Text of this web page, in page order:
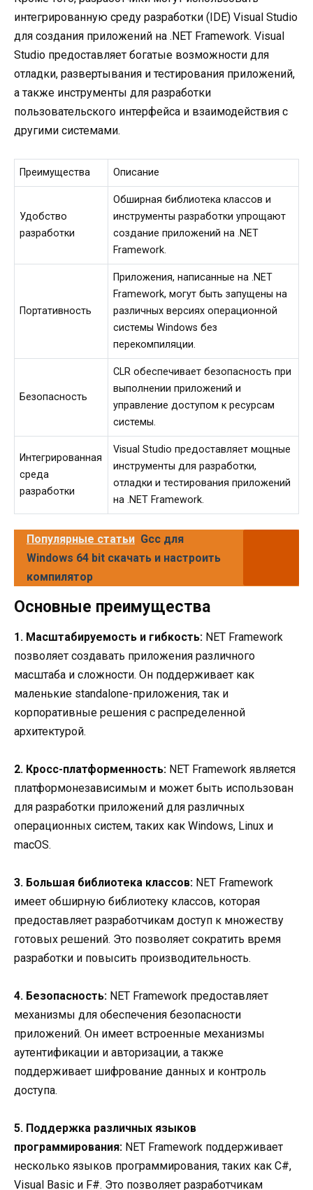
интегрированную среду разработки (IDE) Visual Studio
для создания приложений на .NET Framework. Visual
Studio предоставляет богатые возможности для
отладки, развертывания и тестирования приложений,
а также инструменты для разработки
пользовательского интерфейса и взаимодействия с
другими системами.
Преимущества Описание
Удобство
разработки
Обширная библиотека классов и
инструменты разработки упрощают
создание приложений на .NET
Framework.
Портативность
Приложения, написанные на .NET
Framework, могут быть запущены на
различных версиях операционной
системы Windows без
перекомпиляции.
Безопасность
CLR обеспечивает безопасность при
выполнении приложений и
управление доступом к ресурсам
системы.
Интегрированная
среда
разработки
Visual Studio предоставляет мощные
инструменты для разработки,
отладки и тестирования приложений
на .NET Framework.
Популярные статьи Gcc для
Windows 64 bit скачать и настроить
компилятор
Основные преимущества
1. Масштабируемость и гибкость: NET Framework
позволяет создавать приложения различного
масштаба и сложности. Он поддерживает как
маленькие standalone-приложения, так и
корпоративные решения с распределенной
архитектурой.
2. Кросс-платформенность: NET Framework является
платформонезависимым и может быть использован
для разработки приложений для различных
операционных систем, таких как Windows, Linux и
macOS.
3. Большая библиотека классов: NET Framework
имеет обширную библиотеку классов, которая
предоставляет разработчикам доступ к множеству
готовых решений. Это позволяет сократить время
разработки и повысить производительность.
4. Безопасность: NET Framework предоставляет
механизмы для обеспечения безопасности
приложений. Он имеет встроенные механизмы
аутентификации и авторизации, а также
поддерживает шифрование данных и контроль
доступа.
5. Поддержка различных языков
программирования: NET Framework поддерживает
несколько языков программирования, таких как C#,
Visual Basic и F#. Это позволяет разработчикам